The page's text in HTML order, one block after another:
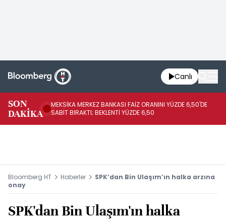
Canlı
SON
DAKİKA
MEKSİKA MERKEZ BANKASI FAİZ ORANINI YÜZDE 6,50'DE
SABİT BIRAKTI; BEKLENTİ YÜZDE 6,50
Bloomberg HT Haberler
SPK’dan Bin Ulaşım’ın halka arzına
onay
SPK'dan Bin Ulaşım'ın halka